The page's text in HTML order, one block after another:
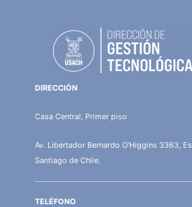
DIRECCIÓN
Casa Central, Primer piso
Av. Libertador Bernardo O'Higgins 3363,
Santiago de Chile.
TELÉFONO